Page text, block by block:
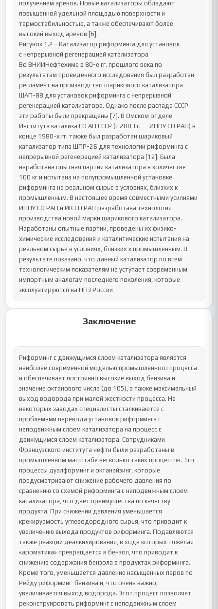
Заключение
Риформинг с движущимся слоем катализатора является
наиболее современной моделью промышленного процесса
и обеспечивает постоянно высокие выход бензина и
значение октанового числа (до 105), а также максимальный
выход водорода при малой жесткости процесса. На
некоторых заводах специалисты сталкиваются с
проблемами перевода установок риформинга с
неподвижным слоем катализатора на процесс с
движущимся слоем катализатора. Сотрудниками
Французского института нефти были разработаны в
промышленном масштабе несколько таких процессов. Это
процессы дуалформинг и октанайзинг, которые
предусматривают снижение рабочего давления по
сравнению со схемой риформинга с неподвижным слоем
катализатора, что дает преимущества по качеству
продукта. При снижении давления уменьшается
крекируемость углеводородного сырья, что приводит к
увеличению выхода продуктов риформинга. Подавляются
также реакции деалкилирования, в ходе которых тяжелая
«ароматика» превращается в бензол, что приводит к
снижению содержания бензола в продуктах риформинга.
Кроме того, уменьшается давление насыщенных паров по
Рейду риформинг-бензина и, что очень важно,
увеличивается выход водорода. Этот процесс позволяет
реконструировать риформинг с неподвижным слоем